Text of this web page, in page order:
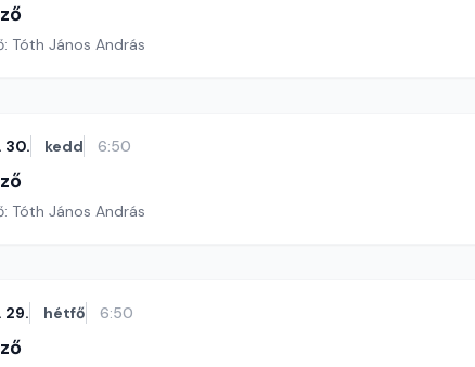
Tóth János András
30. kedd 6:50
Tóth János András
29. hétfő 6:50